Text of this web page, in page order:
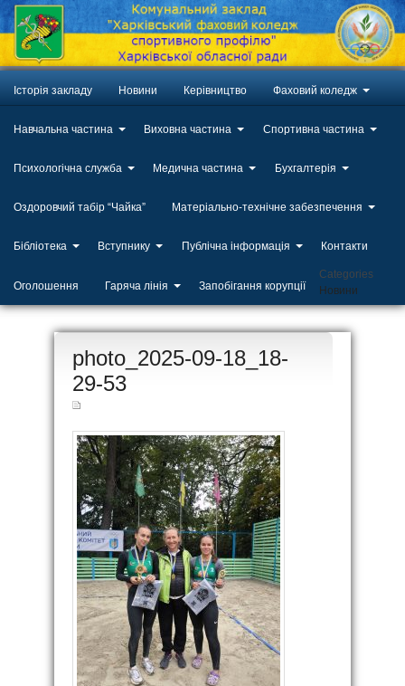
Історія закладу Новини Керівництво Фаховий коледж
Навчальна частина Виховна частина Спортивна частина
Психологічна служба Медична частина Бухгалтерія
Оздоровчий табір “Чайка” Матеріально-технічне забезпечення
Бібліотека Вступнику Публічна інформація Контакти
Оголошення Гаряча лінія Запобігання корупції
Categories
Новини
20
photo_2025-09-18_18-
29-53